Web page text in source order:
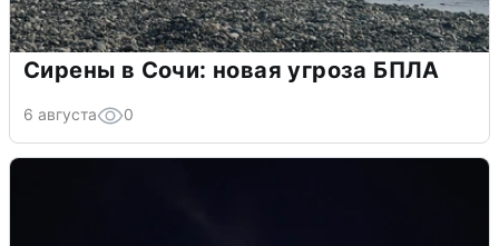
Сирены в Сочи: новая угроза БПЛА
6 августа 0